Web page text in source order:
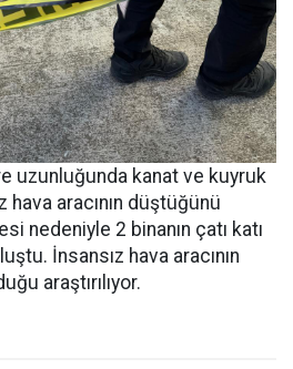
uzunluğunda kanat ve kuyruk
hava aracının düştüğünü
nedeniyle 2 binanın çatı katı
İnsansız hava aracının
araştırılıyor.